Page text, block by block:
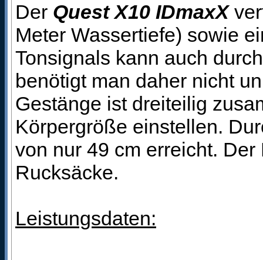
Der Quest X10 IDmaxX
Meter Wassertiefe) sowie
Tonsignals kann auch
benötigt man daher nicht
Gestänge ist dreiteilig
Körpergröße einstellen.
von nur 49 cm erreicht.
Rucksäcke.
Leistungsdaten: